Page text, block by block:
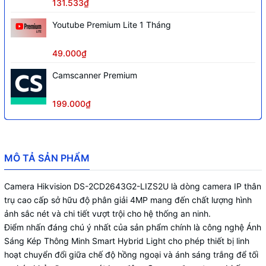
131.533₫
Youtube Premium Lite 1 Tháng
49.000₫
Camscanner Premium
199.000₫
MÔ TẢ SẢN PHẨM
Camera Hikvision DS-2CD2643G2-LIZS2U là dòng camera IP thân
trụ cao cấp sở hữu độ phân giải 4MP mang đến chất lượng hình
ảnh sắc nét và chi tiết vượt trội cho hệ thống an ninh.
Điểm nhấn đáng chú ý nhất của sản phẩm chính là công nghệ Ánh
Sáng Kép Thông Minh Smart Hybrid Light cho phép thiết bị linh
hoạt chuyển đổi giữa chế độ hồng ngoại và ánh sáng trắng để tối